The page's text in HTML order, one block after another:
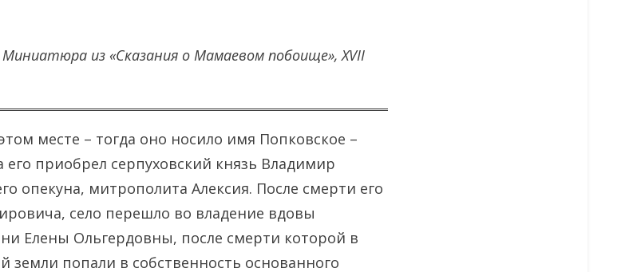
из «Сказания о Мамаевом побоище», XVII
месте – тогда оно носило имя Попковское –
его приобрел серпуховский князь Владимир
опекуна, митрополита Алексия. После смерти его
село перешло во владение вдовы
Елены Ольгердовны, после смерти которой в
земли попали в собственность основанного